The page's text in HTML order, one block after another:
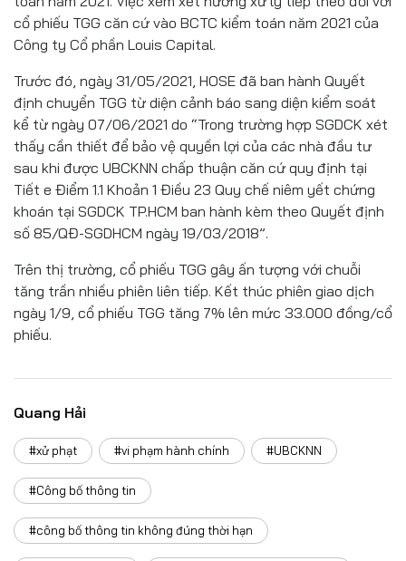
cổ phiếu TGG căn cứ vào BCTC kiểm toán năm 2021 của
Công ty Cổ phần Louis Capital.
Trước đó, ngày 31/05/2021, HOSE đã ban hành Quyết
định chuyển TGG từ diện cảnh báo sang diện kiểm soát
kể từ ngày 07/06/2021 do “Trong trường hợp SGDCK xét
thấy cần thiết để bảo vệ quyền lợi của các nhà đầu tư
sau khi được UBCKNN chấp thuận căn cứ quy định tại
Tiết e Điểm 1.1 Khoản 1 Điều 23 Quy chế niêm yết chứng
khoán tại SGDCK TP.HCM ban hành kèm theo Quyết định
số 85/QĐ-SGDHCM ngày 19/03/2018”.
Trên thị trường, cổ phiếu TGG gây ấn tượng với chuỗi
tăng trần nhiều phiên liên tiếp. Kết thúc phiên giao dịch
ngày 1/9, cổ phiếu TGG tăng 7% lên mức 33.000 đồng/cổ
phiếu.
Quang Hải
#xử phạt #vi phạm hành chính #UBCKNN
#Công bố thông tin
#công bố thông tin không đúng thời hạn